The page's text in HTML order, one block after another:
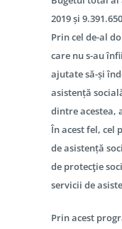
2019 și
Prin cel de-al
care nu s-au
ajutate să-și
asistență
dintre acestea,
În acest fel, cel
de asistență
de protecţie
servicii de
Prin acest